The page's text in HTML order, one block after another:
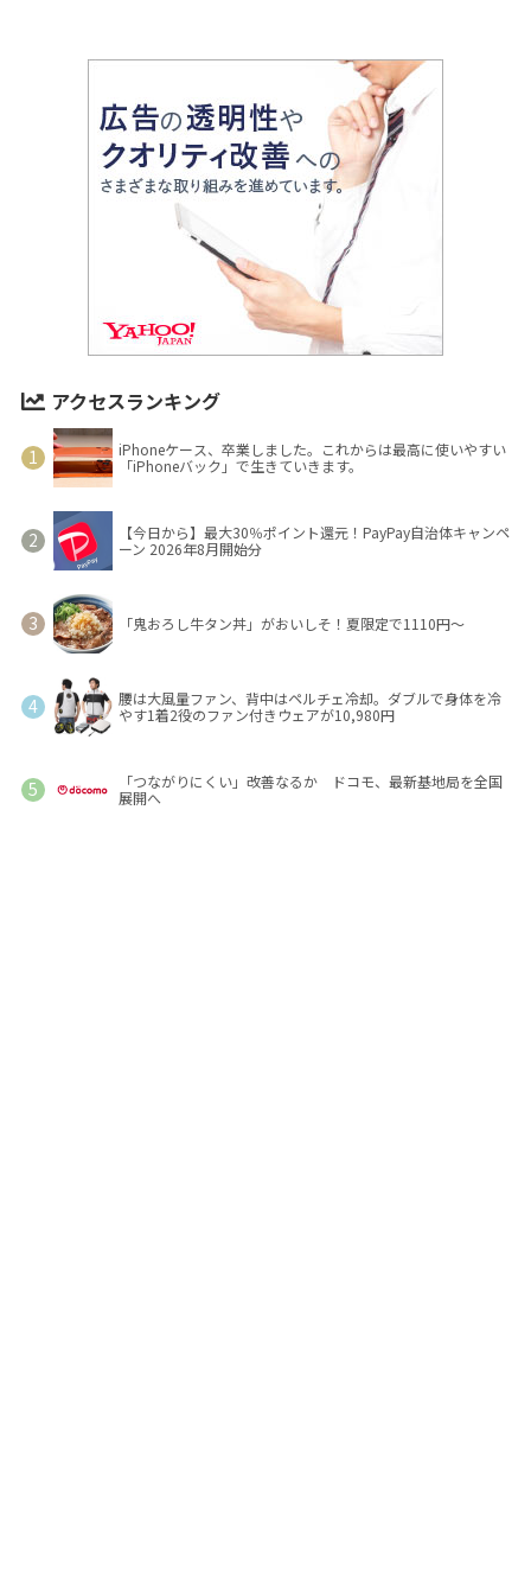
アクセスランキング
iPhoneケース、卒業しました。これからは最高に使いやすい
「iPhoneバック」で生きていきます。
【今日から】最大30％ポイント還元！PayPay自治体キャンペ
ーン 2026年8月開始分
「鬼おろし牛タン丼」がおいしそ！夏限定で1110円～
腰は大風量ファン、背中はペルチェ冷却。ダブルで身体を冷
やす1着2役のファン付きウェアが10,980円
「つながりにくい」改善なるか ドコモ、最新基地局を全国
展開へ